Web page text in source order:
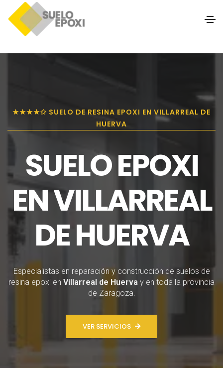
★★★★✩ SUELO DE RESINA EPOXI EN VILLARREAL DE
HUERVA
SUELO EPOXI
EN VILLARREAL
DE HUERVA
Especialistas en reparación y construcción de suelos de
resina epoxi en Villarreal de Huerva y en toda la provincia
de Zaragoza.
VER SERVICIOS